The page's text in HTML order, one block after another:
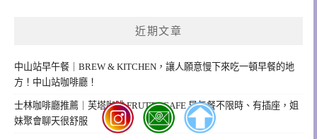
近期文章
中山站早午餐｜BREW & KITCHEN，讓人願意慢下來吃一頓早餐的地
方！中山站咖啡廳！
士林咖啡廳推薦｜芙塔咖啡 FRUTTA CAFE 早午餐不限時、有插座，姐
妹聚會聊天很舒服